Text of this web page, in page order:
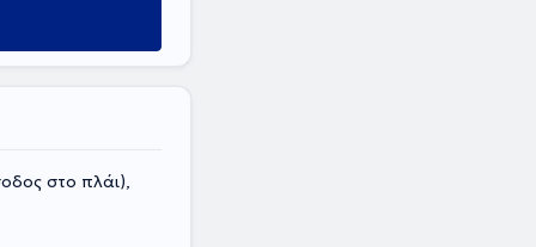
στο πλάι),